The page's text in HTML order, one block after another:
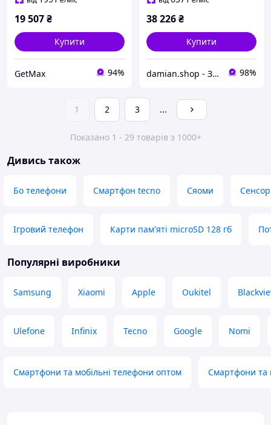
19 507₴
Купити
GetMax 94%
38 226₴
Купити
damian.shop - Знайдеться все! Техніка і не лише... 98%
1 2 3 ...
Показано 1 - 29 товарів з 1000+
Дивись також
Бо телефони Смартфон tecno Сяоми
Ігровий телефон Карти пам'яті microSD 128 гб
Популярні виробники
Samsung Xiaomi Apple Oukitel
Ulefone Infinix Tecno Google Nomi
Смартфони та мобільні телефони оптом Смартфони та